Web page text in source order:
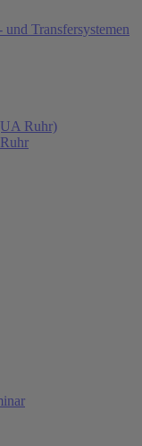
Transfersystemen
Ruhr)